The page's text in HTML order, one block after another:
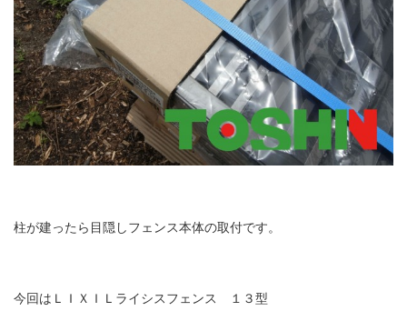
柱が建ったら目隠しフェンス本体の取付です。
今回はＬＩＸＩＬライシスフェンス １３型